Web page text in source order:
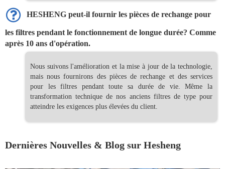
HESHENG peut-il fournir les pièces de rechange pour
les filtres pendant le fonctionnement de longue durée? Comme
après 10 ans d'opération.
Nous suivons l'amélioration et la mise à jour de la technologie,
mais nous fournirons des pièces de rechange et des services
pour les filtres pendant toute sa durée de vie. Même la
transformation technique de nos anciens filtres de type pour
atteindre les exigences plus élevées du client.
Dernières Nouvelles & Blog sur Hesheng